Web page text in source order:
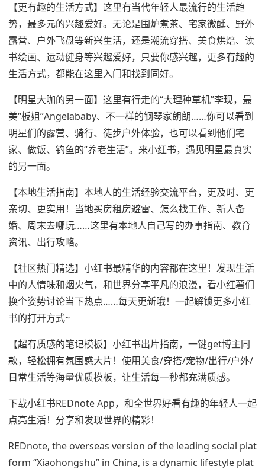
【更有趣的生活方式】这里有当代年轻人最流行的生活趋
势，最多元的兴趣爱好。无论是围炉煮茶、宅家微醺、野外
露营、户外飞盘等新兴生活，还是潮流穿搭、美食烘焙、读
书绘画、运动健身等兴趣爱好，只要你感兴趣，更多有趣的
生活方式，都能在这里入门和找到同好。
【明星大咖的另一面】这里有行走的“大理种草机”李现，最
美“板姐”Angelababy、不一样的钢琴家朗朗……你可以看到
明星们的露营、骑行、徒步户外体验，也可以看到他们宅
家、做饭、钓鱼的“养老生活”。来小红书，遇见明星最真实
的另一面。
【本地生活指南】本地人的生活经验交流平台，更及时、更
亲切、更实用！当地买房租房避雷、怎么找工作、新人备
婚、周末去哪玩……这里有本地人自己写的办事指南、教育
资讯、出行攻略。
【社区热门精选】小红书最精华的内容都在这里！发现生活
中的人情味和烟火气，和世界分享平凡的浪漫，看小红薯们
换个姿势讨论当下热点……每天更新哦！一起解锁更多小红
书的打开方式~
【超有质感的笔记模板】小红书出片指南，一键get博主同
款，轻松拥有氛围感大片！使用美食/穿搭/宠物/出行/户外/
日常生活等海量优质模板，让生活每一秒都充满质感。
下载小红书REDnote App，和全世界好看有趣的年轻人一起
点亮生活！分享和发现世界的精彩！
REDnote, the overseas version of the leading social plat
form “Xiaohongshu” in China, is a dynamic lifestyle plat